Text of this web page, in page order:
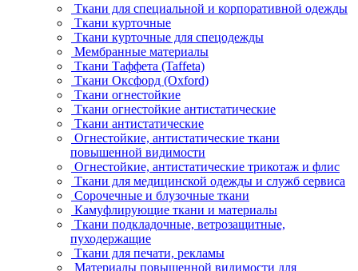
Ткани для специальной и корпоративной одежды
Ткани курточные
Ткани курточные для спецодежды
Мембранные материалы
Ткани Таффета (Taffeta)
Ткани Оксфорд (Oxford)
Ткани огнестойкие
Ткани огнестойкие антистатические
Ткани антистатические
Огнестойкие, антистатические ткани
повышенной видимости
Огнестойкие, антистатические трикотаж и флис
Ткани для медицинской одежды и служб сервиса
Сорочечные и блузочные ткани
Камуфлирующие ткани и материалы
Ткани подкладочные, ветрозащитные,
пуходержащие
Ткани для печати, рекламы
Материалы повышенной видимости для